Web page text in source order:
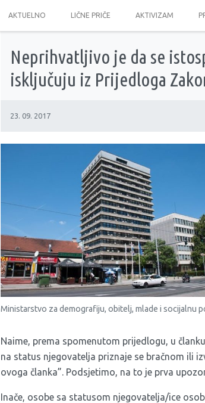
AKTUELNO LIČNE PRIČE AKTIVIZAM
Neprihvatljivo je da se
isključuju iz Prijedloga
23. 09. 2017
Ministarstvo za demografiju, obitelj, mlade i socijalnu
Naime, prema spomenutom prijedlogu, u
na status njegovatelja priznaje se bračnom ili
ovoga članka”. Podsjetimo, na to je prva
Inače, osobe sa statusom njegovatelja/ice